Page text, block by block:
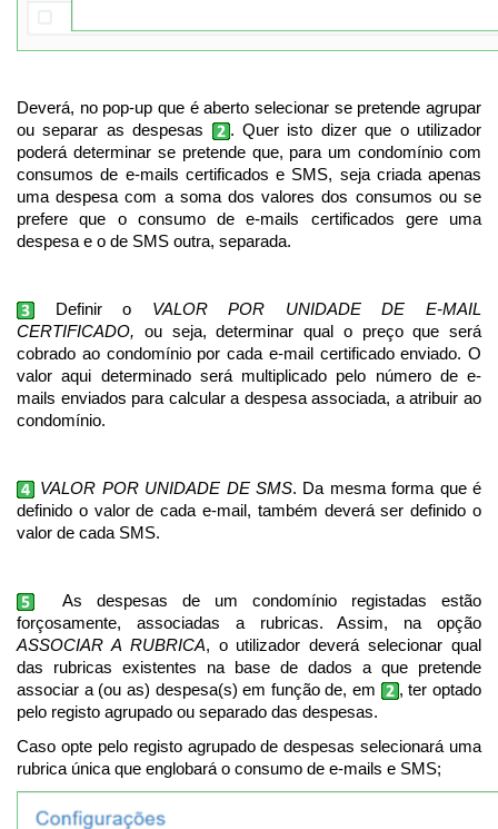
Deverá, no pop-up que é aberto selecionar se pretende agrupar
ou separar as despesas
. Quer isto dizer que o utilizador
poderá determinar se pretende que, para um condomínio com
consumos de e-mails certificados e SMS, seja criada apenas
uma despesa com a soma dos valores dos consumos ou se
prefere que o consumo de e-mails certificados gere uma
despesa e o de SMS outra, separada.
Definir o VALOR POR UNIDADE DE E-MAIL
CERTIFICADO, ou seja, determinar qual o preço que será
cobrado ao condomínio por cada e-mail certificado enviado. O
valor aqui determinado será multiplicado pelo número de e-
mails enviados para calcular a despesa associada, a atribuir ao
condomínio.
VALOR POR UNIDADE DE SMS. Da mesma forma que é
definido o valor de cada e-mail, também deverá ser definido o
valor de cada SMS.
As despesas de um condomínio registadas estão
forçosamente, associadas a rubricas. Assim, na opção
ASSOCIAR A RUBRICA, o utilizador deverá selecionar qual
das rubricas existentes na base de dados a que pretende
associar a (ou as) despesa(s) em função de, em
, ter optado
pelo registo agrupado ou separado das despesas.
Caso opte pelo registo agrupado de despesas selecionará uma
rubrica única que englobará o consumo de e-mails e SMS;